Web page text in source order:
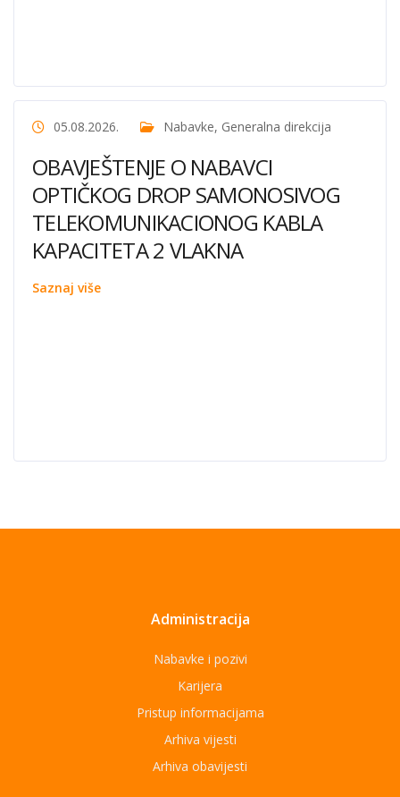
05.08.2026. Nabavke, Generalna direkcija
OBAVJEŠTENJE O NABAVCI
OPTIČKOG DROP SAMONOSIVOG
TELEKOMUNIKACIONOG KABLA
KAPACITETA 2 VLAKNA
Saznaj više
Administracija
Nabavke i pozivi
Karijera
Pristup informacijama
Arhiva vijesti
Arhiva obavijesti